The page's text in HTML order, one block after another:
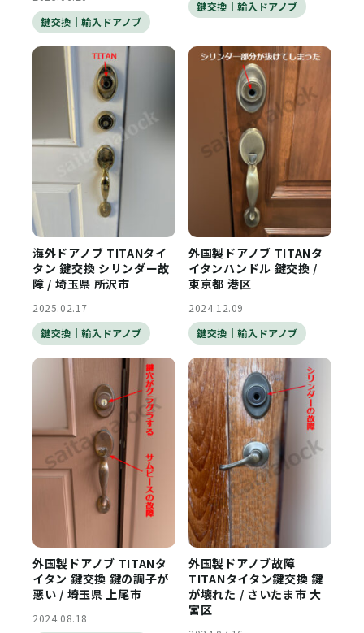
鍵交換｜輸入ドアノブ
鍵交換｜輸入ドアノブ
海外ドアノブ TITANタイ
タン 鍵交換 シリンダー故
障 / 埼玉県 所沢市
2025.02.17
鍵交換｜輸入ドアノブ
外国製ドアノブ TITANタ
イタンハンドル 鍵交換 /
東京都 港区
2024.12.09
鍵交換｜輸入ドアノブ
外国製ドアノブ TITANタ
イタン 鍵交換 鍵の調子が
悪い / 埼玉県 上尾市
2024.08.18
外国製ドアノブ故障
TITANタイタン鍵交換 鍵
が壊れた / さいたま市 大
宮区